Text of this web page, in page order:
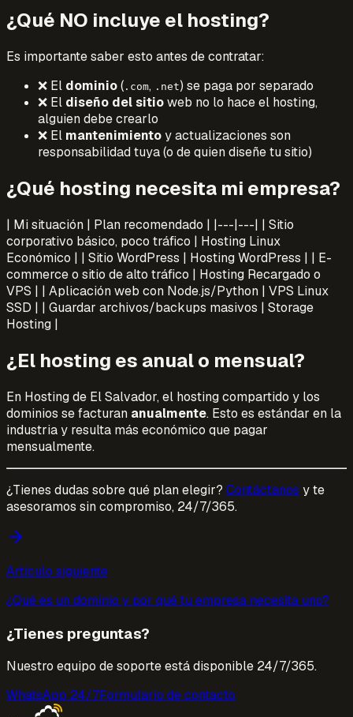
¿Qué NO incluye el hosting?
Es importante saber esto antes de contratar:
❌ El dominio( .com, .net) se paga por separado
❌ El diseño del sitioweb no lo hace el hosting,
alguien debe crearlo
❌ El mantenimientoy actualizaciones son
responsabilidad tuya (o de quien diseñe tu sitio)
¿Qué hosting necesita mi empresa?
| Mi situación | Plan recomendado | |---|---| | Sitio
corporativo básico, poco tráfico | Hosting Linux
Económico | | Sitio WordPress | Hosting WordPress | | E-
commerce o sitio de alto tráfico | Hosting Recargado o
VPS | | Aplicación web con Node.js/Python | VPS Linux
SSD | | Guardar archivos/backups masivos | Storage
Hosting |
¿El hosting es anual o mensual?
En Hosting de El Salvador, el hosting compartido y los
dominios se facturan anualmente. Esto es estándar en la
industria y resulta más económico que pagar
mensualmente.
¿Tienes dudas sobre qué plan elegir? Contáctanos y te
asesoramos sin compromiso, 24/7/365.
Artículo siguiente
¿Qué es un dominio y por qué tu empresa necesita uno?
¿Tienes preguntas?
Nuestro equipo de soporte está disponible 24/7/365.
WhatsApp 24/7Formulario de contacto